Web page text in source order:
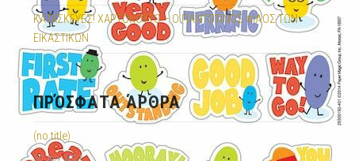
ΚΑΤΑΣΚΕΥΕΣ! ΧΑΡΤΟΚΟΥΤΟ – Ο ΠΑΝΤΟΤΙΝΟΣ ΦΙΛΟΣ ΤΩΝ
ΕΙΚΑΣΤΙΚΩΝ
ΠΡΌΣΦΑΤΑ ΆΡΘΡΑ
(no title)
30 July 2021